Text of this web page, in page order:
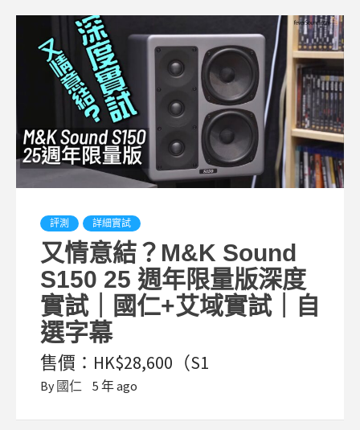
評測 詳細實試
又情意結？M&K Sound
S150 25 週年限量版深度
實試｜國仁+艾域實試｜自
選字幕
售價：HK$28,600（S1
By 國仁 5 年 ago